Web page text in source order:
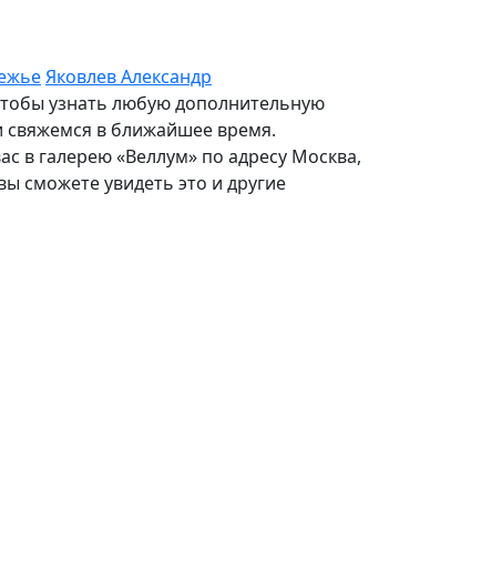
Яковлев Александр
узнать любую дополнительную
свяжемся в ближайшее время.
в галерею «Веллум» по адресу Москва,
сможете увидеть это и другие